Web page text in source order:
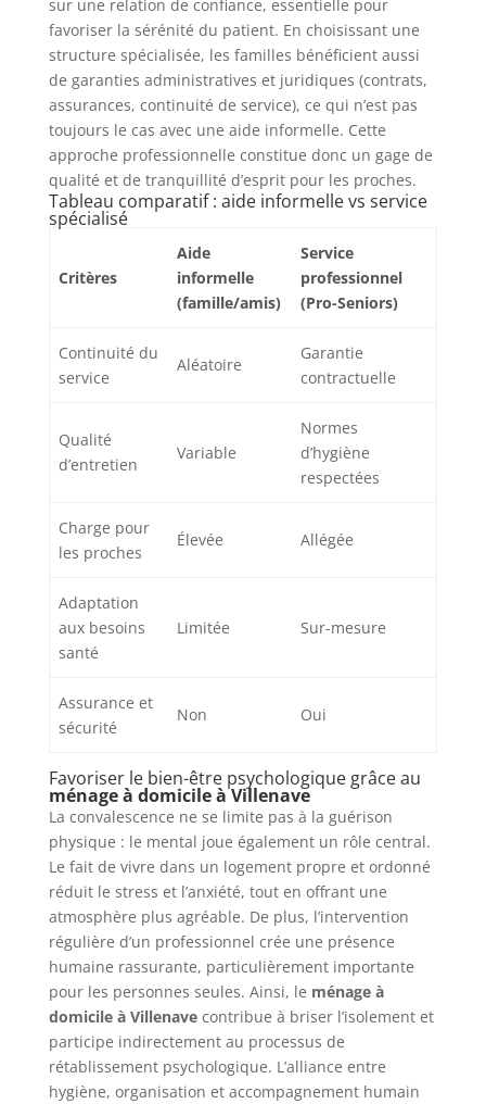
sur une relation de confiance, essentielle pour
favoriser la sérénité du patient. En choisissant une
structure spécialisée, les familles bénéficient aussi
de garanties administratives et juridiques (contrats,
assurances, continuité de service), ce qui n’est pas
toujours le cas avec une aide informelle. Cette
approche professionnelle constitue donc un gage de
qualité et de tranquillité d’esprit pour les proches.
Tableau comparatif : aide informelle vs service
spécialisé
Critères
Aide
informelle
(famille/amis)
Service
professionnel
(Pro-Seniors)
Continuité du
service
Aléatoire
Garantie
contractuelle
Qualité
d’entretien
Variable
Normes
d’hygiène
respectées
Charge pour
les proches
Élevée Allégée
Adaptation
aux besoins
santé
Limitée Sur-mesure
Assurance et
sécurité
Non Oui
Favoriser le bien-être psychologique grâce au
ménage à domicile à Villenave
La convalescence ne se limite pas à la guérison
physique : le mental joue également un rôle central.
Le fait de vivre dans un logement propre et ordonné
réduit le stress et l’anxiété, tout en offrant une
atmosphère plus agréable. De plus, l’intervention
régulière d’un professionnel crée une présence
humaine rassurante, particulièrement importante
pour les personnes seules. Ainsi, le ménage à
domicile à Villenavecontribue à briser l’isolement et
participe indirectement au processus de
rétablissement psychologique. L’alliance entre
hygiène, organisation et accompagnement humain